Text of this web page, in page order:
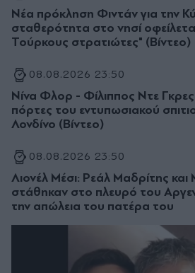
Νέα πρόκληση Φιντάν για την
σταθερότητα στο νησί
Τούρκους στρατιώτες" (Βίντεο)
08.08.2026 23:50
Νίνα Φλορ - Φίλιππος Ντε Γκρες:
πόρτες του εντυπωσιακού
Λονδίνο (Βίντεο)
08.08.2026 23:50
Λιονέλ Μέσι: Ρεάλ Μαδρίτης
στάθηκαν στο πλευρό του
την απώλεια του πατέρα του